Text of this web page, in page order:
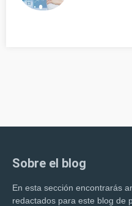
Sobre el blog
En esta sección encontrarás
redactados para este blog de